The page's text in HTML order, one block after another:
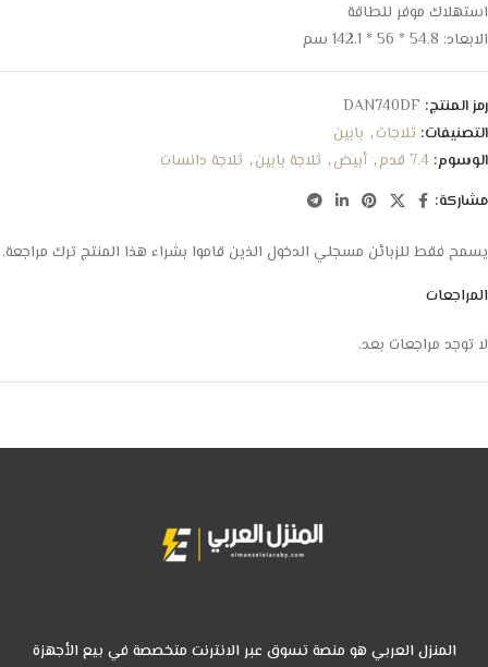
استهلاك موفر للطاقة
الابعاد: 54.8 * 56 * 142.1 سم
رمز المنتج: DAN740DF
التصنيفات: ثلاجات, بابين
الوسوم: 7.4 قدم , أبيض, ثلاجة بابين, ثلاجة دانسات
مشاركة:
المراجعات
لا توجد مراجعات بعد.
يسمح فقط للزبائن مسجلي الدخول الذين قاموا بشراء هذا المنتج ترك مراجعة.
المنزل العربي هو منصة تسوق عبر الانترنت متخصصة في بيع الأجهزة